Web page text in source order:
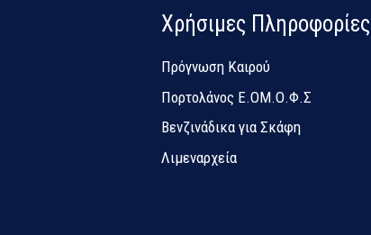
Χρήσιμες Πληροφορίες
Πρόγνωση Καιρού
Πορτολάνος Ε.ΟΜ.Ο.Φ.Σ
Βενζινάδικα για Σκάφη
Λιμεναρχεία